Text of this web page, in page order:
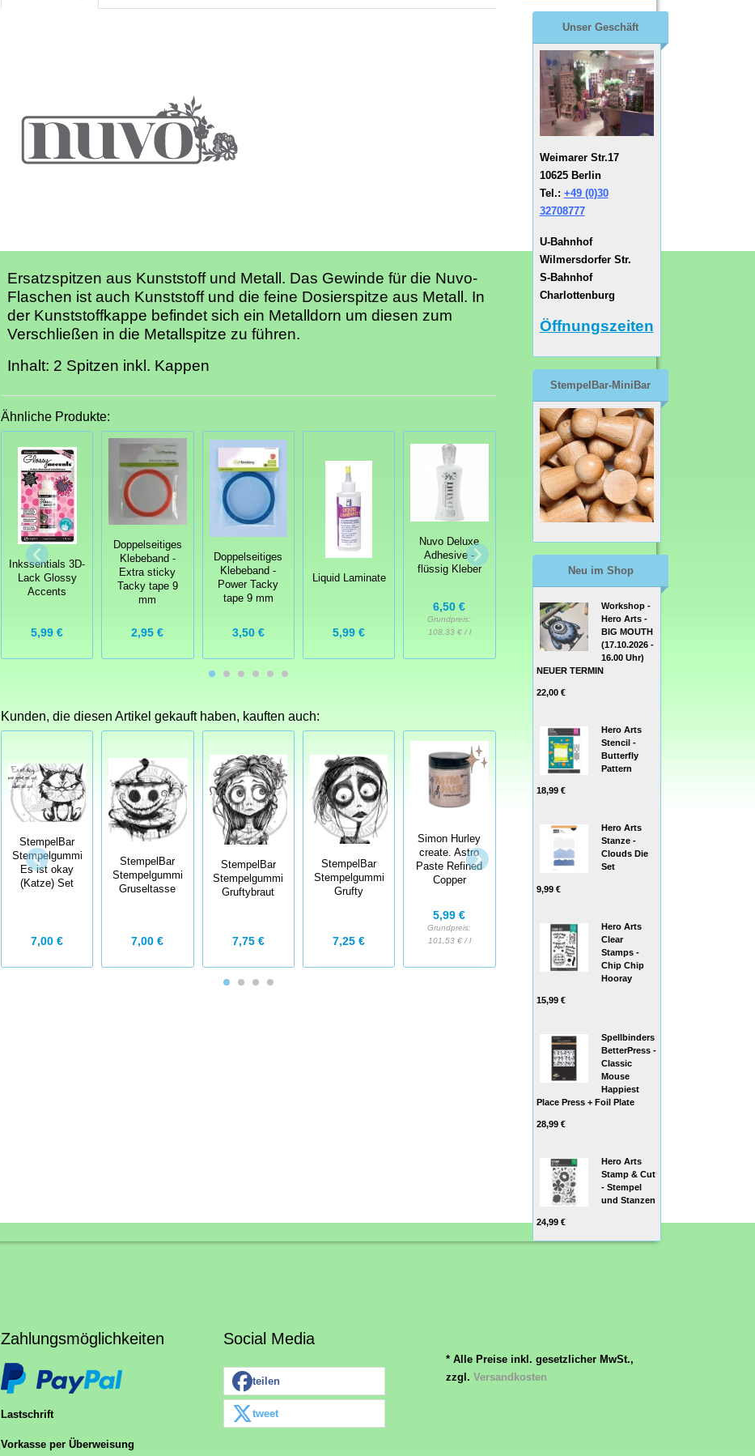
Ersatzspitzen aus Kunststoff und Metall. Das Gewinde für die Nuvo-
Flaschen ist auch Kunststoff und die feine Dosierspitze aus Metall. In
der Kunststoffkappe befindet sich ein Metalldorn um diesen zum
Verschließen in die Metallspitze zu führen.
Inhalt: 2 Spitzen inkl. Kappen
Ähnliche Produkte:
Inkssentials 3D-
Lack Glossy
Accents
5,99 €
Doppelseitiges
Klebeband -
Extra sticky
Tacky tape 9
mm
2,95 €
Doppelseitiges
Klebeband -
Power Tacky
tape 9 mm
3,50 €
Liquid Laminate
5,99 €
Nuvo Deluxe
Adhesive -
flüssig Kleber
6,50 €
Grundpreis:
108,33 € / l
4,99 €
Claudine
Hellmuth Studio
Extra Time
Medium
6,50 €
Kunden, die diesen Artikel gekauft haben, kauften auch:
StempelBar
Stempelgummi
Es ist okay
(Katze) Set
7,00 €
StempelBar
Stempelgummi
Gruseltasse
7,00 €
StempelBar
Stempelgummi
Gruftybraut
7,75 €
StempelBar
Stempelgummi
Grufty
7,25 €
Simon Hurley
create. Astro
Paste Refined
Copper
5,99 €
Grundpreis:
101,53 € / l
Alcohol Ink -
Alkoholfarbe
Grundpreis:
321,43 € / l
Tim Holtz®
Alcohol Ink -
Grundpreis:
Unser Geschäft
Weimarer Str.17
10625 Berlin
Tel.: +49 (0)30
32708777
U-Bahnhof
Wilmersdorfer Str.
S-Bahnhof
Charlottenburg
Öffnungszeiten
StempelBar-MiniBar
Neu im Shop
Workshop -
Hero Arts -
BIG MOUTH
(17.10.2026 -
16.00 Uhr)
NEUER TERMIN
22,00 €
Hero Arts
Stencil -
Butterfly
Pattern
18,99 €
Hero Arts
Stanze -
Clouds Die
Set
9,99 €
Hero Arts
Clear
Stamps -
Chip Chip
Hooray
15,99 €
Spellbinders
BetterPress -
Classic
Mouse
Happiest
Place Press + Foil Plate
28,99 €
Hero Arts
Stamp & Cut
- Stempel
und Stanzen
24,99 €
Zahlungsmöglichkeiten
Lastschrift
Vorkasse per Überweisung
Social Media
teilen
tweet
* Alle Preise inkl. gesetzlicher MwSt.,
zzgl. Versandkosten